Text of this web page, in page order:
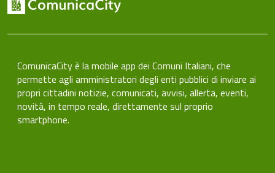
ComunicaCity è la mobile app dei Comuni Italiani, che
permette agli amministratori degli enti pubblici di inviare ai
propri cittadini notizie, comunicati, avvisi, allerta, eventi,
novità, in tempo reale, direttamente sul proprio
smartphone.